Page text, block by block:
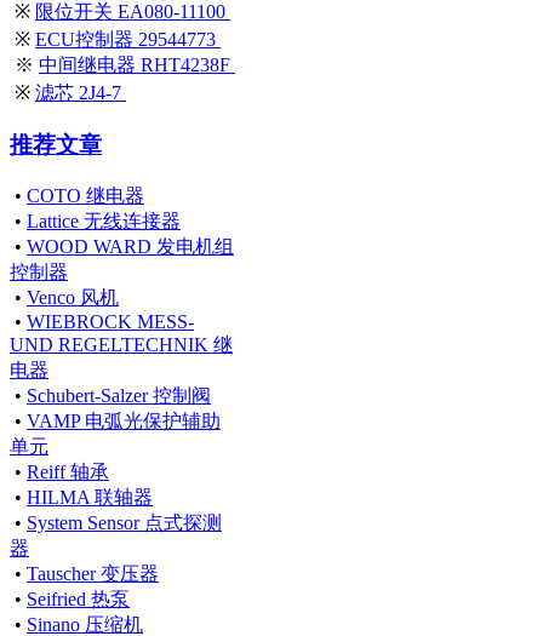
※ 限位开关 EA080-11100
※ ECU控制器 29544773
※ 中间继电器 RHT4238F
※ 滤芯 2J4-7
推荐文章
• COTO 继电器
• Lattice 无线连接器
• WOOD WARD 发电机组
控制器
• Venco 风机
• WIEBROCK MESS-
UND REGELTECHNIK 继
电器
• Schubert-Salzer 控制阀
• VAMP 电弧光保护辅助
单元
• Reiff 轴承
• HILMA 联轴器
• System Sensor 点式探测
器
• Tauscher 变压器
• Seifried 热泵
• Sinano 压缩机